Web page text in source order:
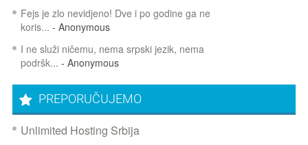
Fejs je zlo nevidjeno! Dve i po godine ga ne
koris... - Anonymous
I ne služi ničemu, nema srpski jezik, nema
podršk... - Anonymous
PREPORUČUJEMO
Unlimited Hosting Srbija